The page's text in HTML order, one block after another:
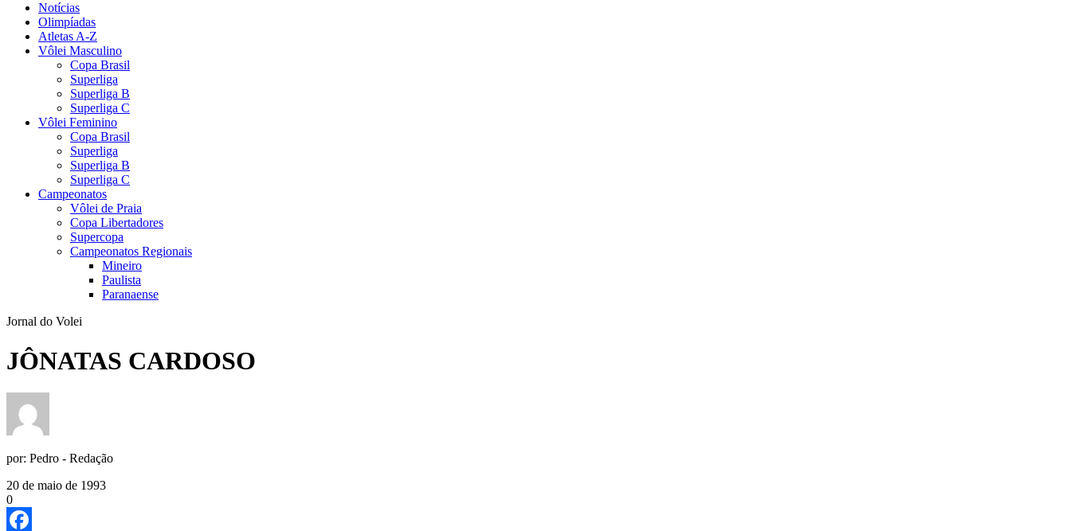
Notícias
Olimpíadas
Atletas A-Z
Vôlei Masculino
Copa Brasil
Superliga
Superliga B
Superliga C
Vôlei Feminino
Copa Brasil
Superliga
Superliga B
Superliga C
Campeonatos
Vôlei de Praia
Copa Libertadores
Supercopa
Campeonatos Regionais
Mineiro
Paulista
Paranaense
Jornal do Volei
JÔNATAS CARDOSO
por: Pedro - Redação
20 de maio de 1993
0